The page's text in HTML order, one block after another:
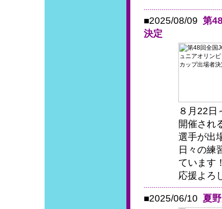
■2025/08/09 第
決定
８月22日
開催され
選手が出
日々の練
ています
応援よろ
■2025/06/10 夏